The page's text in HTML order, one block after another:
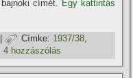
cí­mét. Egy kattintás
| Címke: 1937/38,
4 hozzászólás